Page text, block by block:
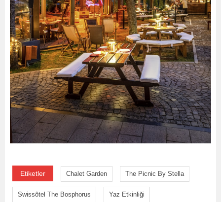
Etiketler Chalet Garden The Picnic By Stella
Swissôtel The Bosphorus Yaz Etkinliği